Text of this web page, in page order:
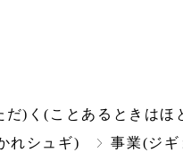
だ)く(ことあるときはほ
れシュギ) 事業(ジギ